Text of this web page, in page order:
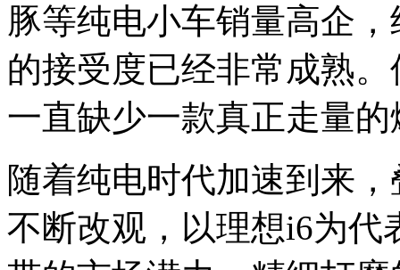
豚等纯电小车销量高企
的接受度已经非常成熟
一直缺少一款真正走量
随着纯电时代加速到来
不断改观，以理想i6为代